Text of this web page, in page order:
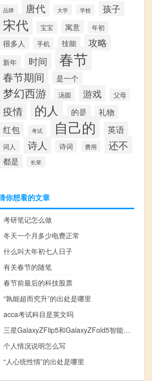
品牌 唐代 大学 学校 孩子
宋代 宝宝 寓意 年初
很多人 手机 技能 攻略
新年 时间 春节
春节期间 是一个
梦幻西游 汤圆 游戏 父母
疫情 的人 的是 礼物
红包 考试 自己的 英语
词人 诗人 诗词 费用 还不
都是 长辈
你想看的文章
考研笔记怎么做
冬天一个月多少电费正常
什么叫大年初七人日子
有关春节的随笔
春节前最后的科技股票
“孰能超而究升”的出处是哪里
acca考试科目是英文吗
三星GalaxyZFlip5和GalaxyZFold5智能手机提前开始发货
个人情况说明怎么写
“人心统性情”的出处是哪里